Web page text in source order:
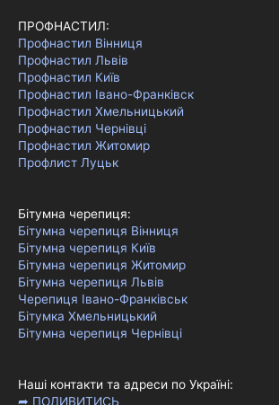
ПРОФНАСТИЛ:
Профнастил Вінниця
Профнастил Львів
Профнастил Київ
Профнастил Івано-Франківск
Профнастил Хмельницький
Профнастил Чернівці
Профнастил Житомир
Профлист Луцьк
Бітумна черепиця:
Бітумна черепиця Вінниця
Бітумна черепиця Київ
Бітумна черепиця Житомир
Бітумна черепиця Львів
Черепиця Івано-Франківськ
Бітумка Хмельницький
Бітумна черепиця Чернівці
Наші контакти та адреси по Україні:
➦ ПОДИВИТИСЬ